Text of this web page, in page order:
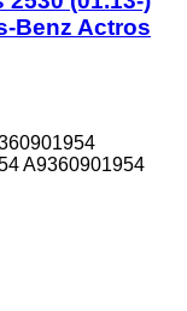
Benz Actros
A9360901954